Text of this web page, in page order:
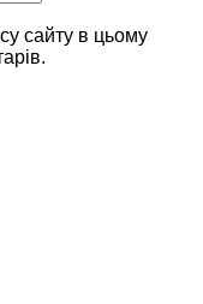
сайту в цьому